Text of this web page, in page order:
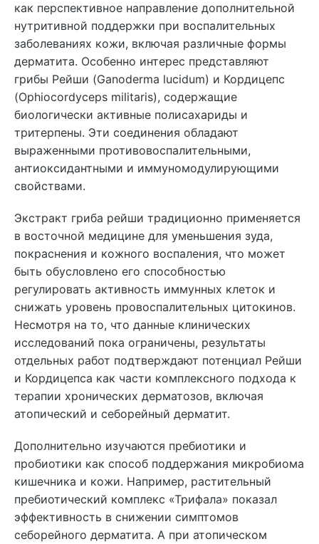
как перспективное направление дополнительной
нутритивной поддержки при воспалительных
заболеваниях кожи, включая различные формы
дерматита. Особенно интерес представляют
грибы Рейши (Ganoderma lucidum) и Кордицепс
(Ophiocordyceps militaris), содержащие
биологически активные полисахариды и
тритерпены. Эти соединения обладают
выраженными противовоспалительными,
антиоксидантными и иммуномодулирующими
свойствами.
Экстракт гриба рейши традиционно применяется
в восточной медицине для уменьшения зуда,
покраснения и кожного воспаления, что может
быть обусловлено его способностью
регулировать активность иммунных клеток и
снижать уровень провоспалительных цитокинов.
Несмотря на то, что данные клинических
исследований пока ограничены, результаты
отдельных работ подтверждают потенциал Рейши
и Кордицепса как части комплексного подхода к
терапии хронических дерматозов, включая
атопический и себорейный дерматит.
Дополнительно изучаются пребиотики и
пробиотики как способ поддержания микробиома
кишечника и кожи. Например, растительный
пребиотический комплекс «Трифала» показал
эффективность в снижении симптомов
себорейного дерматита. А при атопическом